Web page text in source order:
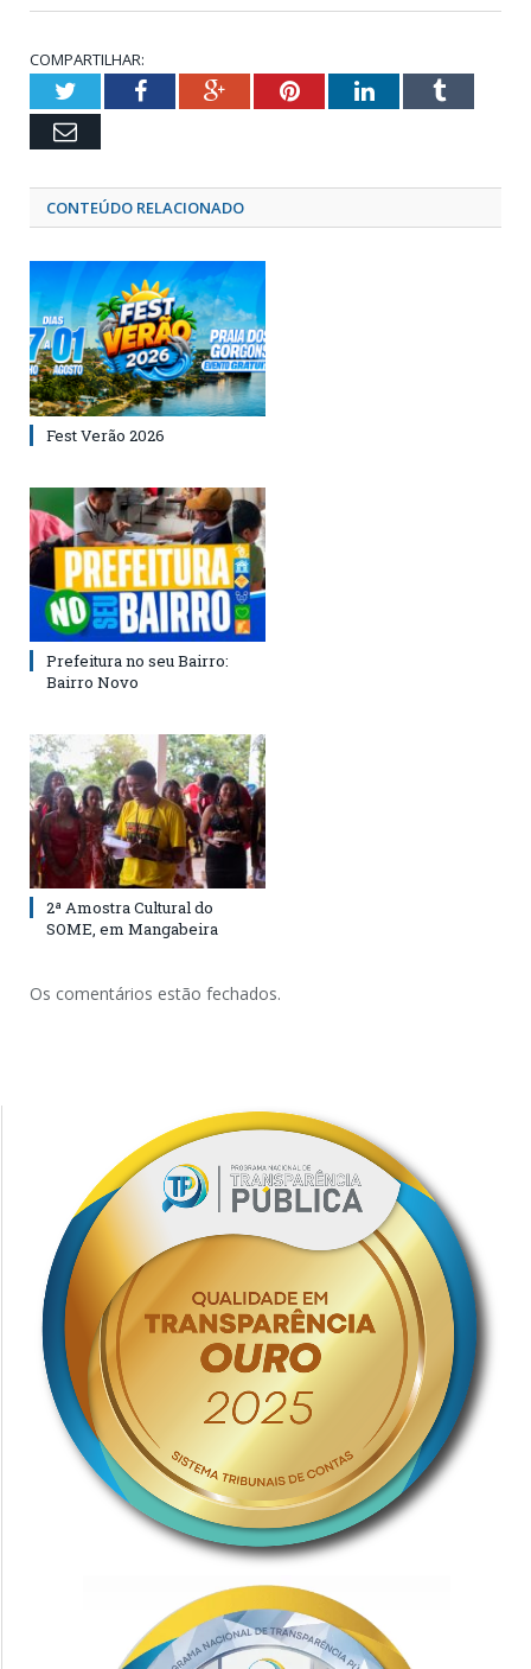
COMPARTILHAR:
TwitterFacebookGoogle+PinterestLinkedInTumblr
Email
CONTEÚDO RELACIONADO
Fest Verão 2026
Prefeitura no seu Bairro:
Bairro Novo
2ª Amostra Cultural do
SOME, em Mangabeira
Os comentários estão fechados.